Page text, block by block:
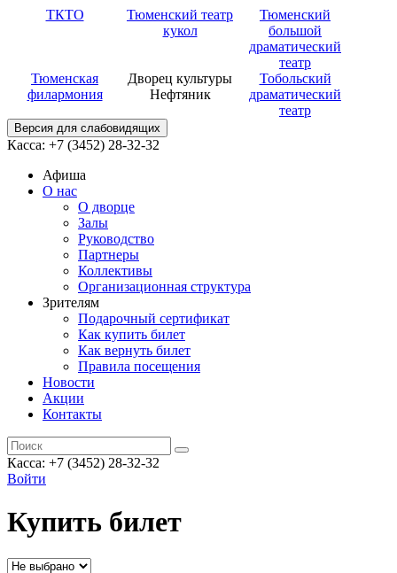
ТКТО
Тюменский театр
кукол
Тюменский
большой
драматический
театр
Тюменская
филармония
Дворец культуры
Нефтяник
Тобольский
драматический
театр
Версия для слабовидящих
Касса: +7 (3452) 28-32-32
Афиша
О нас
О дворце
Залы
Руководство
Партнеры
Коллективы
Организационная структура
Зрителям
Подарочный сертификат
Как купить билет
Как вернуть билет
Правила посещения
Новости
Акции
Контакты
Касса: +7 (3452) 28-32-32
Войти
Купить билет